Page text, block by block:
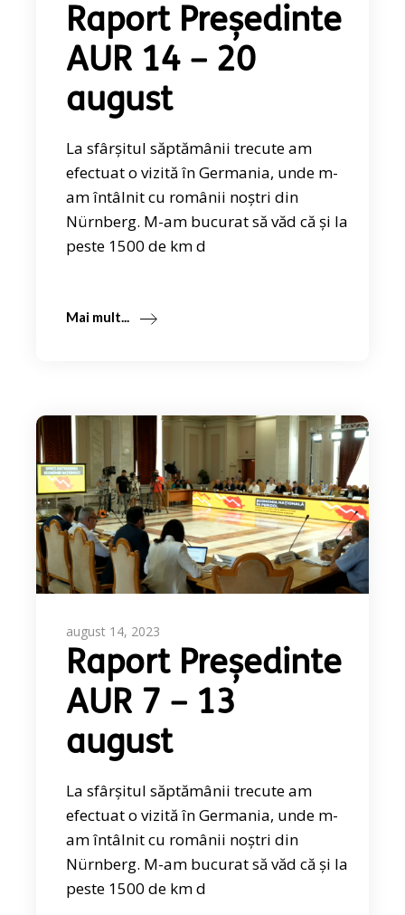
Raport Președinte
AUR 14 – 20
august
La sfârșitul săptămânii trecute am
efectuat o vizită în Germania, unde m-
am întâlnit cu românii noștri din
Nürnberg. M-am bucurat să văd că și la
peste 1500 de km d
Mai mult...
august 14, 2023
Raport Președinte
AUR 7 – 13
august
La sfârșitul săptămânii trecute am
efectuat o vizită în Germania, unde m-
am întâlnit cu românii noștri din
Nürnberg. M-am bucurat să văd că și la
peste 1500 de km d